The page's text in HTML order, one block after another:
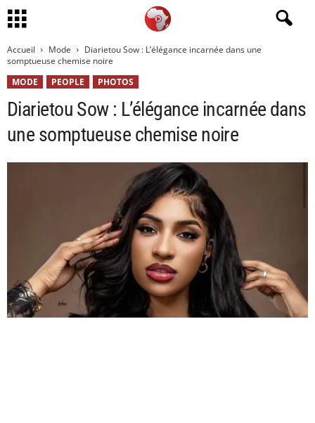
Accueil Mode
Diarietou Sow : L’élégance incarnée dans une
somptueuse chemise noire
MODE
PEOPLE PHOTOS
Diarietou Sow : L’élégance incarnée dans
une somptueuse chemise noire